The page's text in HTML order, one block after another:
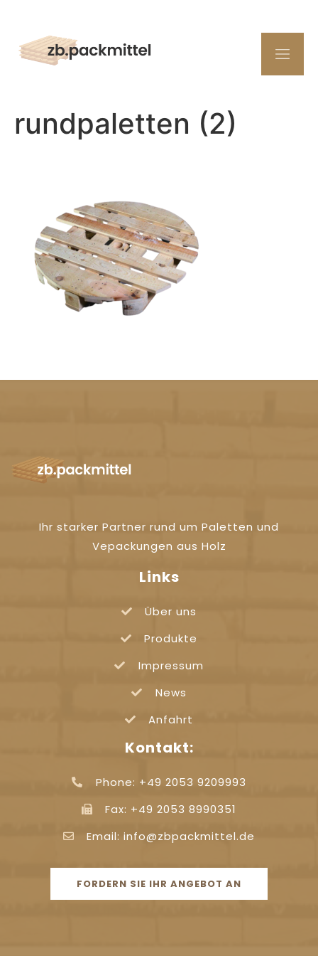
rundpaletten (2)
Ihr starker Partner rund um Paletten und
Vepackungen aus Holz
Links
Über uns
Produkte
Impressum
News
Anfahrt
Kontakt:
Phone: +49 2053 9209993
Fax: +49 2053 8990351
Email: info@zbpackmittel.de
FORDERN SIE IHR ANGEBOT AN